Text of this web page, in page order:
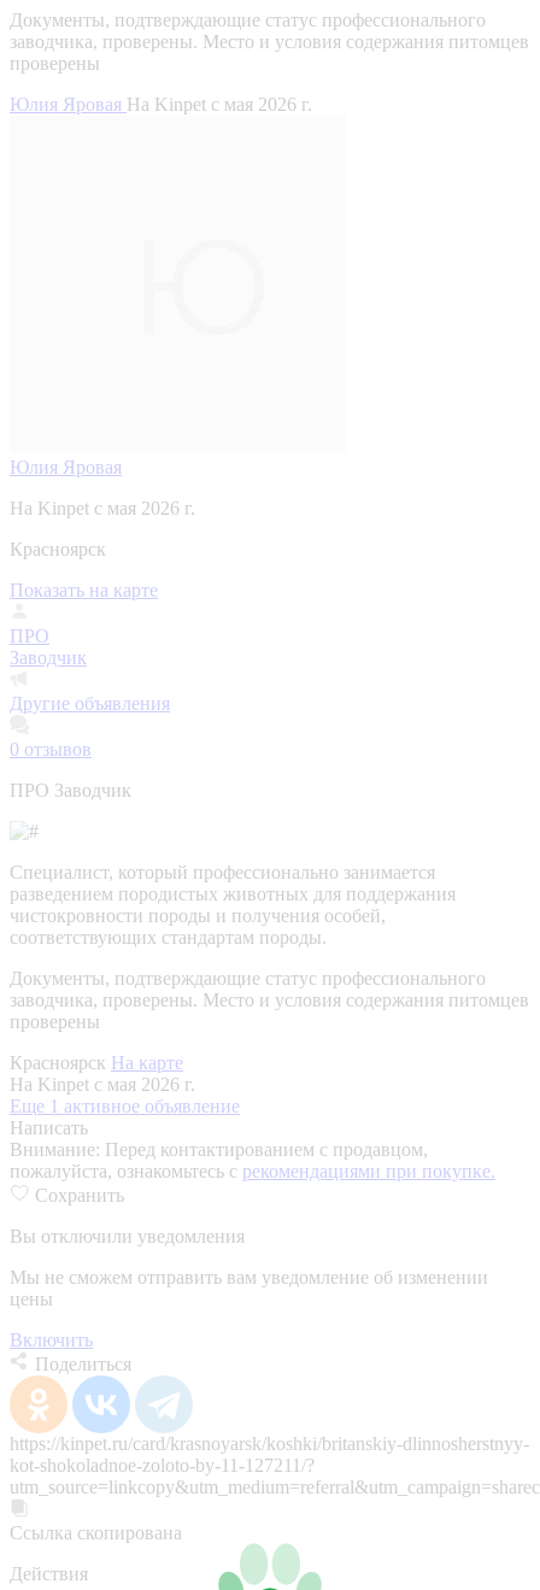
Документы, подтверждающие статус профессионального
заводчика, проверены. Место и условия содержания питомцев
проверены
Юлия Яровая На Kinpet c мая 2026 г.
Юлия Яровая
На Kinpet c мая 2026 г.
Красноярск
Показать на карте
ПРО
Заводчик
Другие объявления
0 отзывов
ПРО Заводчик
Специалист, который профессионально занимается
разведением породистых животных для поддержания
чистокровности породы и получения особей,
соответствующих стандартам породы.
Документы, подтверждающие статус профессионального
заводчика, проверены. Место и условия содержания питомцев
проверены
Красноярск На карте
На Kinpet c мая 2026 г.
Еще 1 активное объявление
Написать
Внимание: Перед контактированием с продавцом,
пожалуйста, ознакомьтесь с рекомендациями при покупке.
Сохранить
Вы отключили уведомления
Мы не сможем отправить вам уведомление об изменении
цены
Включить
Поделиться
https://kinpet.ru/card/krasnoyarsk/koshki/britanskiy-dlinnosherstnyy-
kot-shokoladnoe-zoloto-by-11-127211/?
Ссылка скопирована
Действия